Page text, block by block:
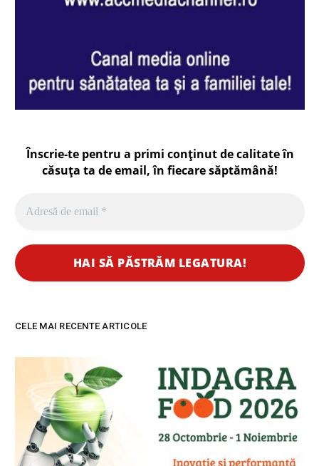
Înscrie-te pentru a primi conținut de calitate în
căsuța ta de email, în fiecaresăptămână!
CELE MAI RECENTE ARTICOLE